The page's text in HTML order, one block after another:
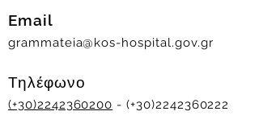
Email
grammateia@kos-hospital.gov.gr
Τηλέφωνο
(+30)2242360200 - (+30)2242360222